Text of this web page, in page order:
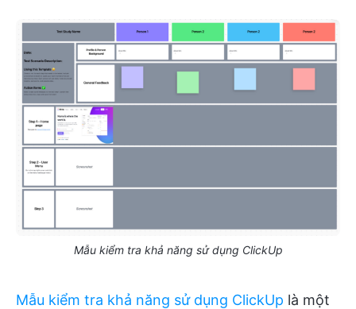
Mẫu kiểm tra khả năng sử dụng ClickUp
Mẫu kiểm tra khả năng sử dụng ClickUp là một